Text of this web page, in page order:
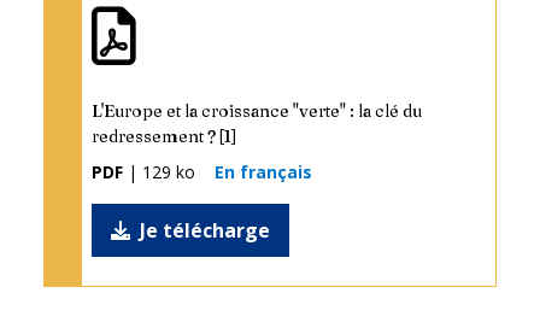
L'Europe et la croissance "verte" : la clé du
redressement ? [1]
PDF | 129 ko En français
Je télécharge